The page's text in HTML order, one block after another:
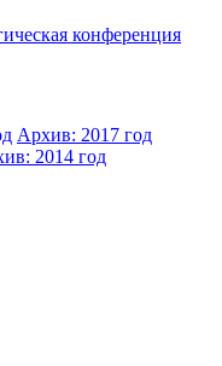
конференция
Архив: 2017 год
2014 год